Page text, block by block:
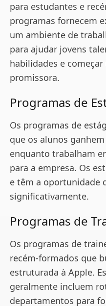
para estudantes e
programas fornecem
um ambiente de
para ajudar jovens
habilidades e
promissora.
Programas de
Os programas de
que os alunos
enquanto trabalham
para a empresa. Os
e têm a oportunidade
significativamente.
Programas de
Os programas de
recém-formados que
estruturada à Apple.
geralmente incluem
departamentos para